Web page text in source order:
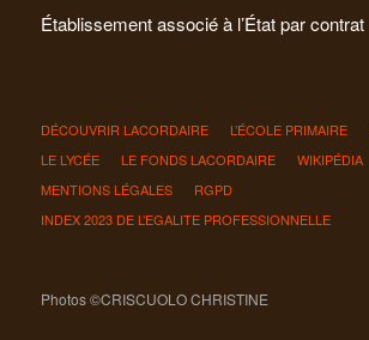
Établissement associé à l’État par contrat
DÉCOUVRIR LACORDAIRE L’ÉCOLE PRIMAIRE
LE LYCÉE
LE FONDS LACORDAIRE
WIKIPÉDIA
MENTIONS LÉGALES
RGPD
INDEX 2023 DE L’EGALITE PROFESSIONNELLE
Photos ©CRISCUOLO CHRISTINE